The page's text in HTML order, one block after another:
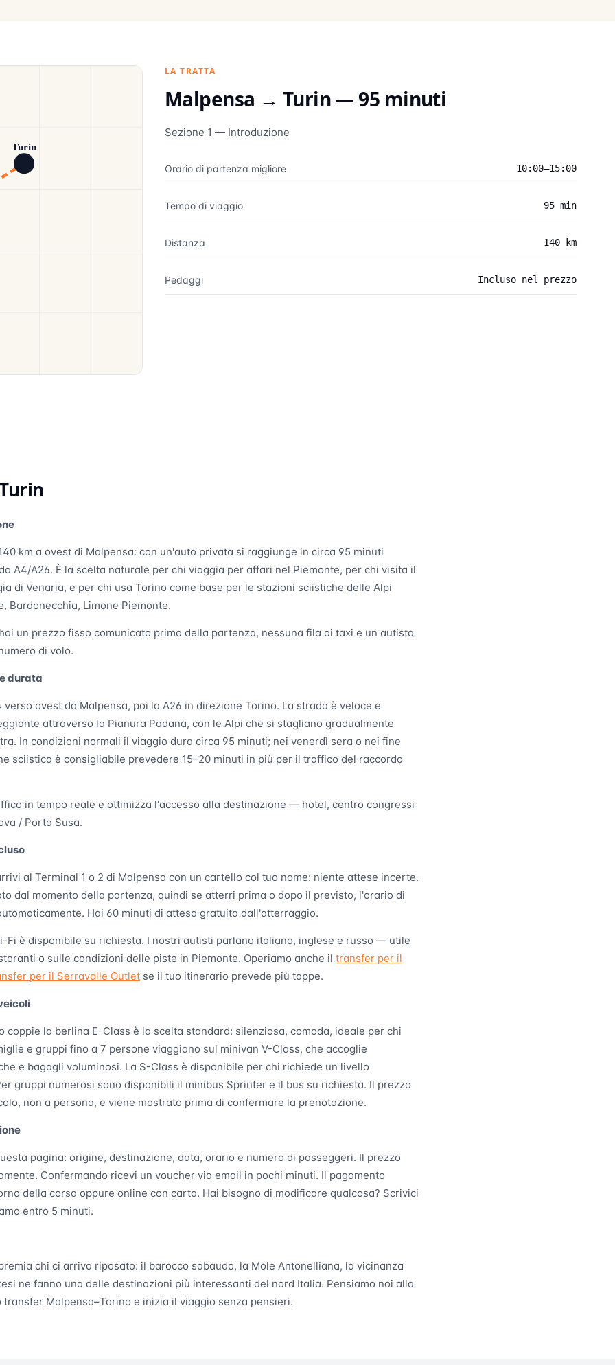
Turin
LA TRATTA
Malpensa → Turin— 95 minuti
Sezione 1 — Introduzione
Orario di partenza migliore 10:00–15:00
Tempo di viaggio 95 min
Distanza 140 km
Pedaggi Incluso nel prezzo
km a ovest di Malpensa: con un'auto privata si raggiunge in circa 95 minuti
A4/A26. È la scelta naturale per chi viaggia per affari nel Piemonte, per chi visita il
di Venaria, e per chi usa Torino come base per le stazioni sciistiche delle Alpi
Bardonecchia, Limone Piemonte.
un prezzo fisso comunicato prima della partenza, nessuna fila ai taxi e un autista
di volo.
durata
ovest da Malpensa, poi la A26 in direzione Torino. La strada è veloce e
attraverso la Pianura Padana, con le Alpi che si stagliano gradualmente
In condizioni normali il viaggio dura circa 95 minuti; nei venerdì sera o nei fine
sciistica è consigliabile prevedere 15–20 minuti in più per il traffico del raccordo
in tempo reale e ottimizza l'accesso alla destinazione — hotel, centro congressi
/ Porta Susa.
al Terminal 1 o 2 di Malpensa con un cartello col tuo nome: niente attese incerte.
dal momento della partenza, quindi se atterri prima o dopo il previsto, l'orario di
Hai 60 minuti di attesa gratuita dall'atterraggio.
Fi è disponibile su richiesta. I nostri autisti parlano italiano, inglese e russo — utile
o sulle condizioni delle piste in Piemonte. Operiamo anche il transfer per il
per il Serravalle Outlet se il tuo itinerario prevede più tappe.
coppie la berlina E-Class è la scelta standard: silenziosa, comoda, ideale per chi
e gruppi fino a 7 persone viaggiano sul minivan V-Class, che accoglie
e bagagli voluminosi. La S-Class è disponibile per chi richiede un livello
gruppi numerosi sono disponibili il minibus Sprinter e il bus su richiesta. Il prezzo
non a persona, e viene mostrato prima di confermare la prenotazione.
pagina: origine, destinazione, data, orario e numero di passeggeri. Il prezzo
Confermando ricevi un voucher via email in pochi minuti. Il pagamento
della corsa oppure online con carta. Hai bisogno di modificare qualcosa? Scrivici
entro 5 minuti.
chi ci arriva riposato: il barocco sabaudo, la Mole Antonelliana, la vicinanza
ne fanno una delle destinazioni più interessanti del nord Italia. Pensiamo noi alla
Malpensa–Torino e inizia il viaggio senza pensieri.